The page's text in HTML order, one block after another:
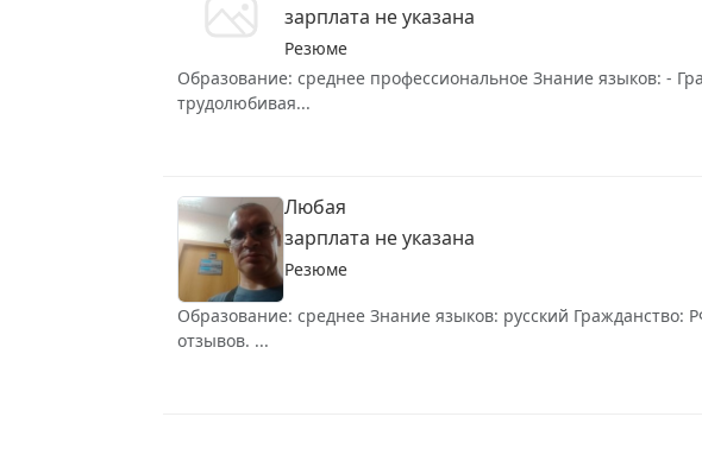
зарплата не указана
Резюме
Образование: среднее профессиональное Знание языков: -
трудолюбивая...
Любая
зарплата не указана
Резюме
Образование: среднее Знание языков: русский
отзывов. ...